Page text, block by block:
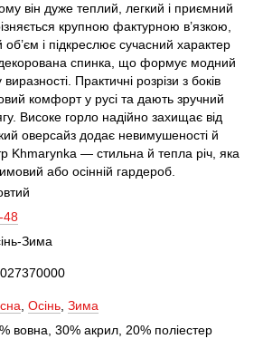
він дуже теплий, легкий і приємний
крупною фактурною в’язкою,
і підкреслює сучасний характер
спинка, що формує модний
Практичні розрізи з боків
комфорт у русі та дають зручний
Високе горло надійно захищає від
оверсайз додає невимушеності й
Khmarynka — стильна й тепла річ, яка
або осінній гардероб.
48
Зима
Осінь Зима
вовна, 30% акрил, 20% поліестер